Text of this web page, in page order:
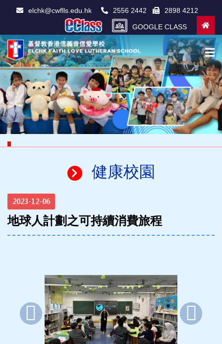
elchk@cwflls.edu.hk 2556 2442 2898 4212
GOOGLE CLASS
健康校園
2023-12-06
地球人計劃之可持續消費旅程